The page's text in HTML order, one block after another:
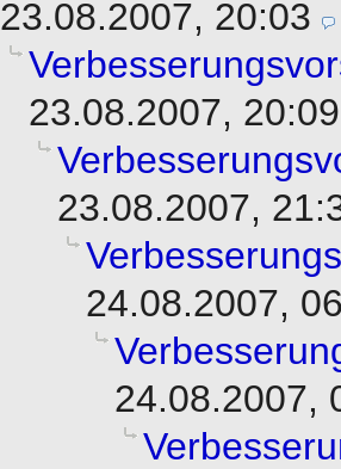
23.08.2007, 20:03
23.08.2007, 20:09
23.08.2007,
24.08.2007,
24.08.2007,